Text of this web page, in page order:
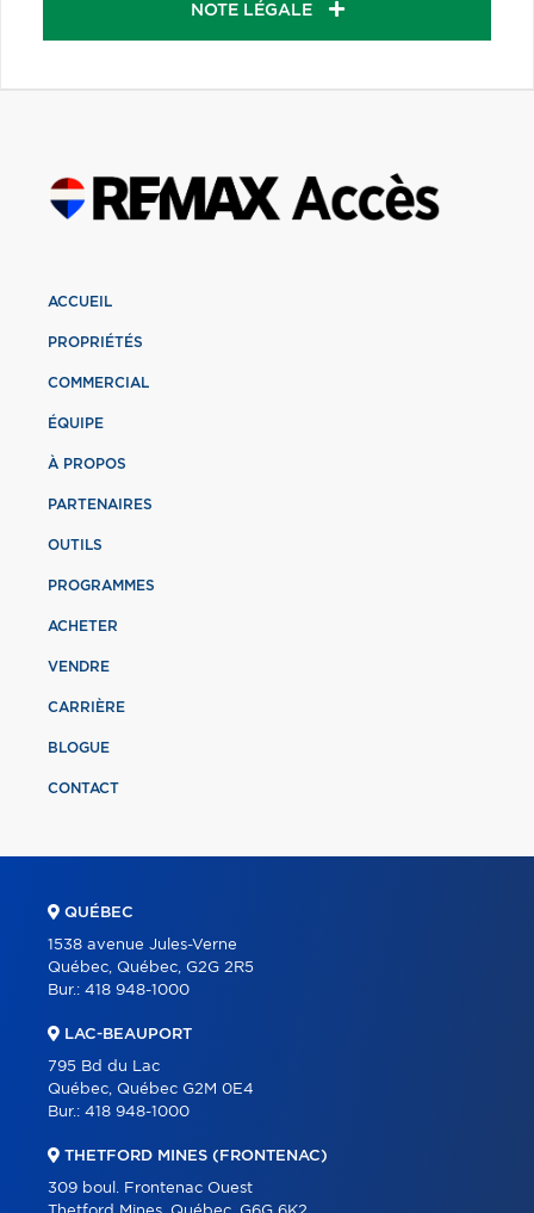
NOTE LÉGALE
ACCUEIL
PROPRIÉTÉS
COMMERCIAL
ÉQUIPE
À PROPOS
PARTENAIRES
OUTILS
PROGRAMMES
ACHETER
VENDRE
CARRIÈRE
BLOGUE
CONTACT
QUÉBEC
1538 avenue Jules-Verne
Québec, Québec, G2G 2R5
Bur.: 418 948-1000
LAC-BEAUPORT
795 Bd du Lac
Québec, Québec G2M 0E4
Bur.: 418 948-1000
THETFORD MINES (FRONTENAC)
309 boul. Frontenac Ouest